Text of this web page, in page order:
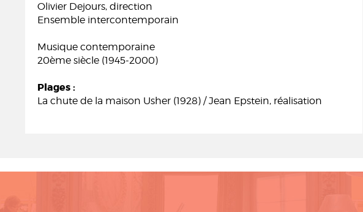
Olivier Dejours, direction
Ensemble intercontemporain
Musique contemporaine
20ème siècle (1945-2000)
Plages :
La chute de la maison Usher (1928) / Jean Epstein, réalisation